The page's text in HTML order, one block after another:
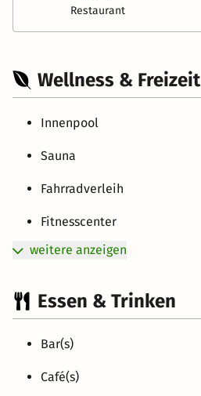
Restaurant
Wellness & Freizeit
Innenpool
Sauna
Fahrradverleih
Fitnesscenter
weitere anzeigen
Essen & Trinken
Bar(s)
Café(s)